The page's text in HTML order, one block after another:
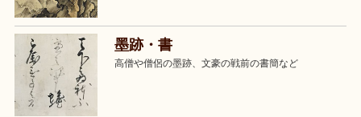
墨跡・書
高僧や僧侶の墨跡、文豪の戦前の書簡など